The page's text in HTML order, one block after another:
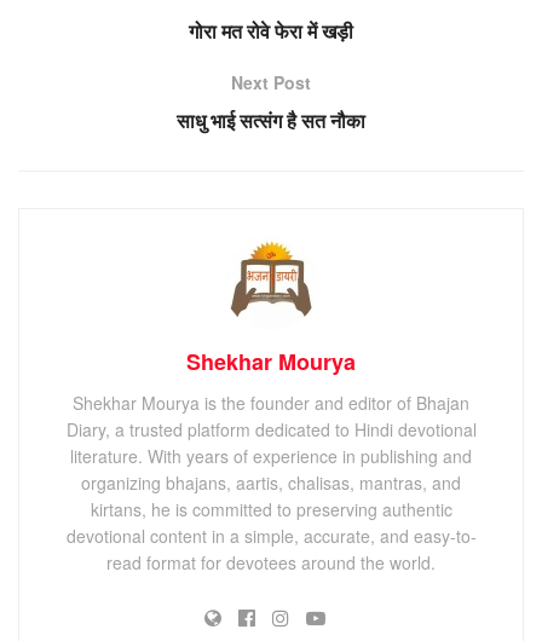
गोरा मत रोवे फेरा में खड़ी
Next Post
साधु भाई सत्संग है सत नौका
Shekhar Mourya
Shekhar Mourya is the founder and editor of Bhajan
Diary, a trusted platform dedicated to Hindi devotional
literature. With years of experience in publishing and
organizing bhajans, aartis, chalisas, mantras, and
kirtans, he is committed to preserving authentic
devotional content in a simple, accurate, and easy-to-
read format for devotees around the world.